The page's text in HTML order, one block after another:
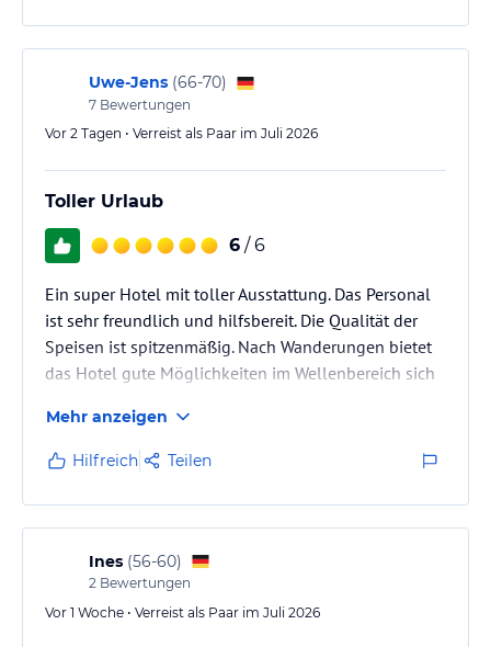
Uwe-Jens (66-70)
7 Bewertungen
Vor 2 Tagen • Verreist als Paar im Juli 2026
Toller Urlaub
6 / 6
Ein super Hotel mit toller Ausstattung. Das Personal
ist sehr freundlich und hilfsbereit. Die Qualität der
Speisen ist spitzenmäßig. Nach Wanderungen bietet
das Hotel gute Möglichkeiten im Wellenbereich sich
Mehr anzeigen
Hilfreich Teilen
Ines (56-60)
2 Bewertungen
Vor 1 Woche • Verreist als Paar im Juli 2026